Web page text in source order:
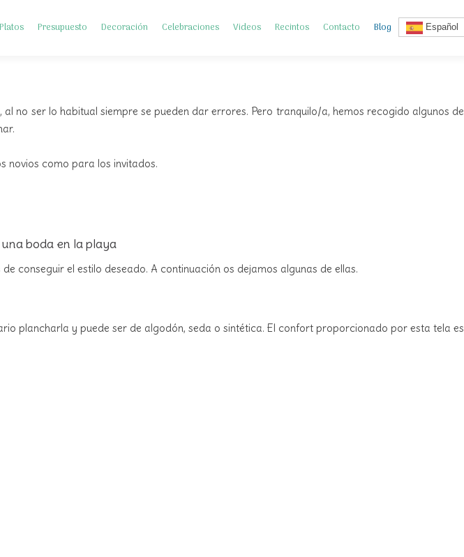
Platos Presupuesto Decoración Celebraciones Videos Recintos Contacto Blog Español
no ser lo habitual siempre se pueden dar errores. Pero tranquilo/a, hemos recogido algunos de
novios como para los invitados.
boda en la playa
conseguir el estilo deseado. A continuación os dejamos algunas de ellas.
plancharla y puede ser de algodón, seda o sintética. El confort proporcionado por esta tela es